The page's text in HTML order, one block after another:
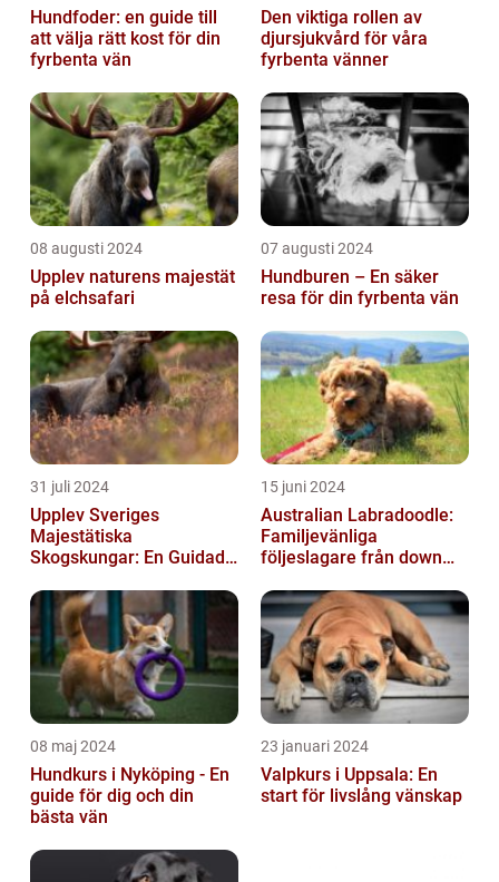
Hundfoder: en guide till
att välja rätt kost för din
fyrbenta vän
Den viktiga rollen av
djursjukvård för våra
fyrbenta vänner
08 augusti 2024
Upplev naturens majestät
på elchsafari
07 augusti 2024
Hundburen – En säker
resa för din fyrbenta vän
31 juli 2024
Upplev Sveriges
Majestätiska
Skogskungar: En Guidad
15 juni 2024
Australian Labradoodle:
Familjevänliga
följeslagare från down
08 maj 2024
Hundkurs i Nyköping - En
guide för dig och din
bästa vän
23 januari 2024
Valpkurs i Uppsala: En
start för livslång vänskap